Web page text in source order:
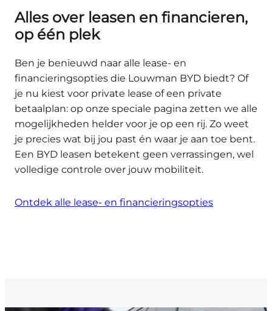
Alles over leasen en financieren,
op één plek
Ben je benieuwd naar alle lease- en
financieringsopties die Louwman BYD biedt? Of
je nu kiest voor private lease of een private
betaalplan: op onze speciale pagina zetten we alle
mogelijkheden helder voor je op een rij. Zo weet
je precies wat bij jou past én waar je aan toe bent.
Een BYD leasen betekent geen verrassingen, wel
volledige controle over jouw mobiliteit.
Ontdek alle lease- en financieringsopties